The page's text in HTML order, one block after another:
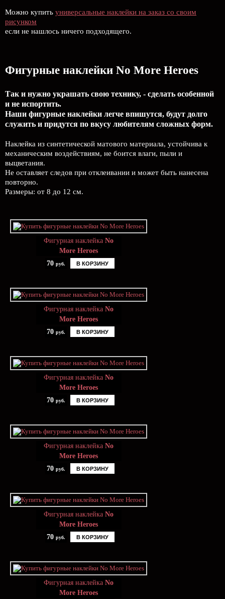
Можно купить универсальные наклейки на заказ со своим
рисунком
если не нашлось ничего подходящего.
Фигурные наклейки No More Heroes
Так и нужно украшать свою технику, - сделать особенной
и не испортить.
Наши фигурные наклейки легче впишутся, будут долго
служить и придутся по вкусу любителям сложных форм.
Наклейка из синтетической матового материала, устойчива к
механическим воздействиям, не боится влаги, пыли и
выцветания.
Не оставляет следов при отклеивании и может быть нанесена
повторно.
Размеры: от 8 до 12 см.
Фигурная наклейка No
More Heroes
70 руб. В КОРЗИНУ
Фигурная наклейка No
More Heroes
70 руб. В КОРЗИНУ
Фигурная наклейка No
More Heroes
70 руб. В КОРЗИНУ
Фигурная наклейка No
More Heroes
70 руб. В КОРЗИНУ
Фигурная наклейка No
More Heroes
70 руб. В КОРЗИНУ
Фигурная наклейка No
More Heroes